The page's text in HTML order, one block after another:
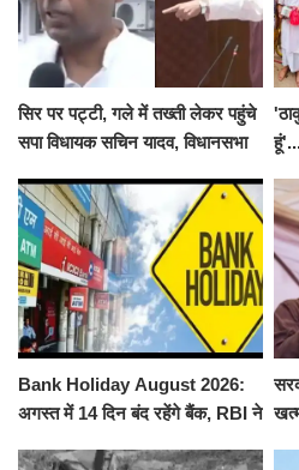
सिर पर पट्टी, गले में तख्ती लेकर पहुंचे
सपा विधायक सचिन यादव, विधानसभा
निलंबित
Bank Holiday August 2026:
अगस्त में 14 दिन बंद रहेंगे बैंक, RBI ने